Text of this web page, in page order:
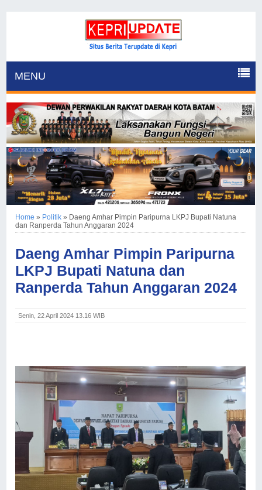
MENU
Home » Politik » Daeng Amhar Pimpin Paripurna LKPJ Bupati Natuna
dan Ranperda Tahun Anggaran 2024
Daeng Amhar Pimpin Paripurna
LKPJ Bupati Natuna dan
Ranperda Tahun Anggaran 2024
Senin, 22 April 2024 13.16 WIB